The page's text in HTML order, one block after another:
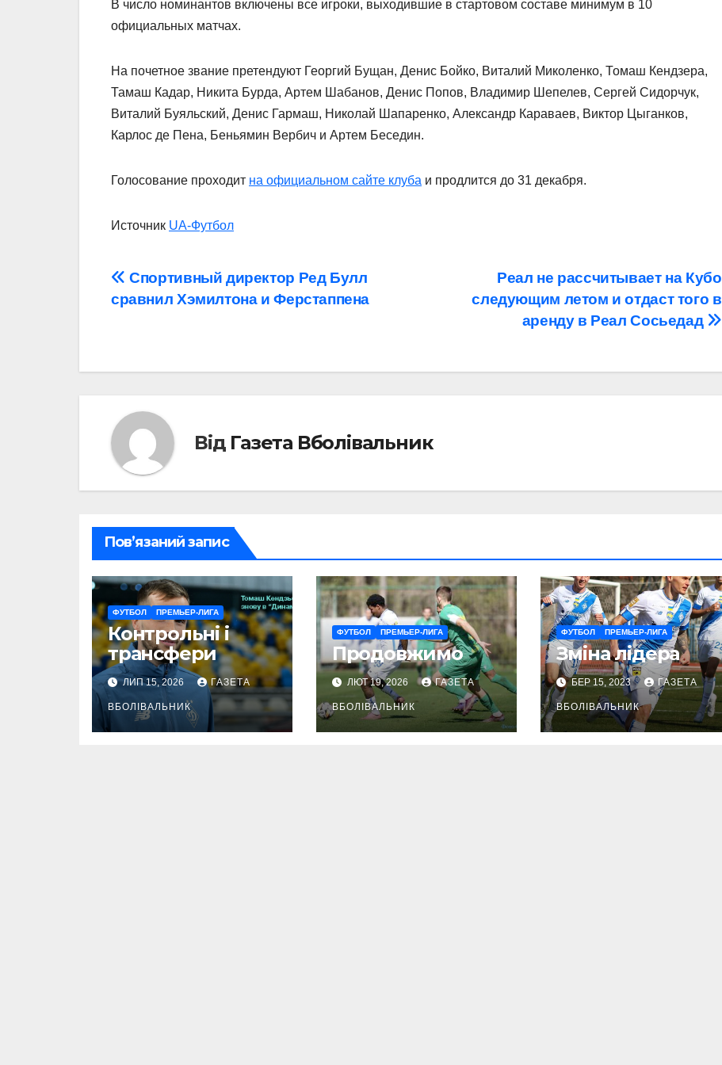
В число номинантов включены все игроки, выходившие в стартовом составе минимум в 10
официальных матчах.
На почетное звание претендуют Георгий Бущан, Денис Бойко, Виталий Миколенко, Томаш Кендзера,
Тамаш Кадар, Никита Бурда, Артем Шабанов, Денис Попов, Владимир Шепелев, Сергей Сидорчук,
Виталий Буяльский, Денис Гармаш, Николай Шапаренко, Александр Караваев, Виктор Цыганков,
Карлос де Пена, Беньямин Вербич и Артем Беседин.
Голосование проходит на официальном сайте клуба и продлится до 31 декабря.
Источник UA-Футбол
Навігація
записів
Реал не рассчитывает на Кубо
следующим летом и отдаст того в
аренду в Реал Сосьедад
Спортивный директор Ред Булл
сравнил Хэмилтона и Ферстаппена
Від Газета Вболівальник
Пов’язаний запис
ФУТБОЛ ПРЕМЬЕР-ЛИГА
Контрольні і
трансфери
ЛИП 15, 2026 ГАЗЕТА
ВБОЛІВАЛЬНИК
ФУТБОЛ ПРЕМЬЕР-ЛИГА
Продовжимо
ЛЮТ 19, 2026 ГАЗЕТА
ВБОЛІВАЛЬНИК
ФУТБОЛ ПРЕМЬЕР-ЛИГА
Зміна лідера
БЕР 15, 2023 ГАЗЕТА
ВБОЛІВАЛЬНИК